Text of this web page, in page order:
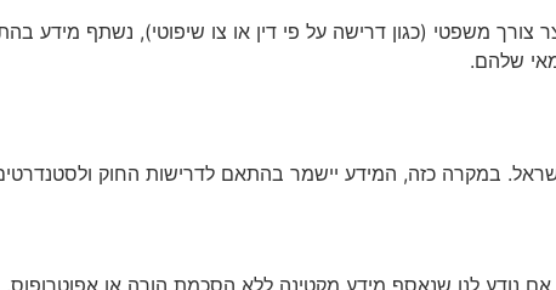
צורך משפטי (כגון דרישה על פי דין או צו שיפוטי), נשתף
שלהם.
במקרה כזה, המידע יישמר בהתאם לדרישות החוק